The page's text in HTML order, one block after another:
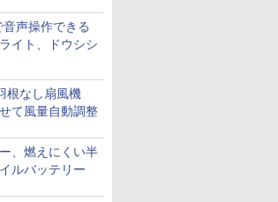
声操作できる
イト、ドウシシ
根なし扇風機
て風量自動調整
、燃えにくい半
ルバッテリー